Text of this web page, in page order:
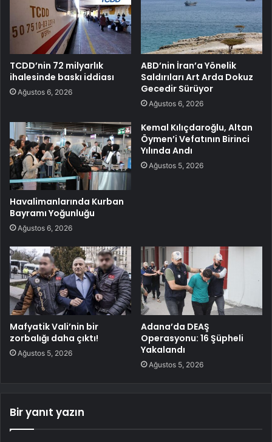
TCDD’nin 72 milyarlık
ihalesinde baskı iddiası
Ağustos 6, 2026
ABD’nin İran’a Yönelik
Saldırıları Art Arda Dokuz
Gecedir Sürüyor
Ağustos 6, 2026
Havalimanlarında Kurban
Bayramı Yoğunluğu
Ağustos 6, 2026
Kemal Kılıçdaroğlu, Altan
Öymen’i Vefatının Birinci
Yılında Andı
Ağustos 5, 2026
Mafyatik Vali’nin bir
zorbalığı daha çıktı!
Ağustos 5, 2026
Adana’da DEAŞ
Operasyonu: 16 Şüpheli
Yakalandı
Ağustos 5, 2026
Bir yanıt yazın